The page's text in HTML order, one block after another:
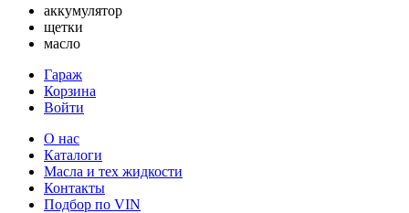
аккумулятор
щетки
масло
Гараж
Корзина
Войти
О нас
Каталоги
Масла и тех жидкости
Контакты
Подбор по VIN